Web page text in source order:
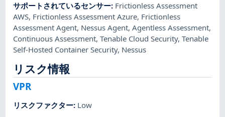
サポートされているセンサー: Frictionless Assessment
AWS, Frictionless Assessment Azure, Frictionless
Assessment Agent, Nessus Agent,Agentless Assessment,
Continuous Assessment,Tenable Cloud Security,Tenable
Self-Hosted Container Security, Nessus
リスク情報
VPR
リスクファクター: Low